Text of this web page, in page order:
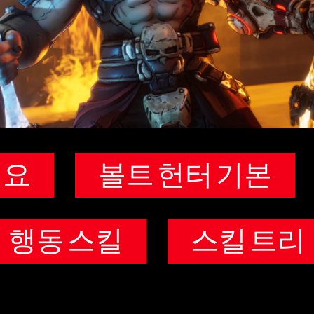
볼트 헌터 기본
행동 스킬 스킬 트리